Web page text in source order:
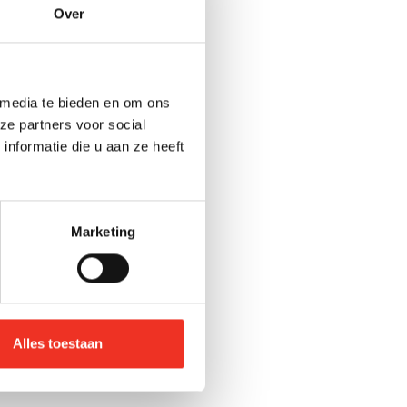
Over
te bieden en om ons
partners voor social
die u aan ze heeft
Marketing
Alles toestaan
of
en
bepaalde
een landelijke